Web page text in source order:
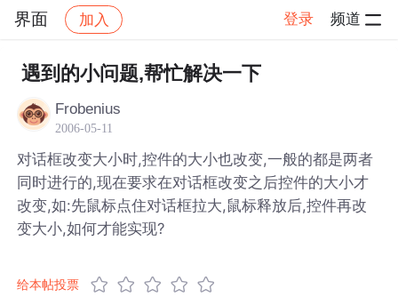
界面 加入 登录 频道
社区 界面 帖子详情
遇到的小问题,帮忙解决一下
Frobenius
2006-05-11
对话框改变大小时,控件的大小也改变,一般的都是两者
同时进行的,现在要求在对话框改变之后控件的大小才
改变,如:先鼠标点住对话框拉大,鼠标释放后,控件再改
变大小,如何才能实现?
给本帖投票